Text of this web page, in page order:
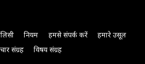
नियम हमसे संपर्क करें
हमारे उसूल
संग्रह विषय संग्रह